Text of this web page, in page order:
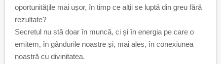
oportunitățile mai ușor, în timp ce alții se luptă din greu fără
rezultate?
Secretul nu stă doar în muncă, ci și în energia pe care o
emitem, în gândurile noastre și, mai ales, în conexiunea
noastră cu divinitatea.